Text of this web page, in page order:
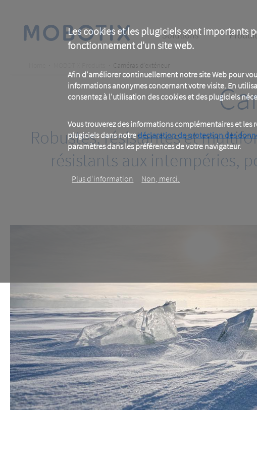
Les cookies et les plugiciels sont importants
fonctionnement d'un site web.
Afin d'améliorer continuellement notre site Web pour
informations anonymes concernant votre visite. En
consentez à l'utilisation des cookies et des plugiciels
Vous trouverez des informations complémentaires et les
plugiciels dans notredéclaration de protection des
paramètres dans les préférences de votre navigateur.
Plus d‘information Non, merci.
content
Main
navigation
Solutions
BreadcrumbCaméras d’extérieur
Robustes, résistantes et
résistants aux intempéries,